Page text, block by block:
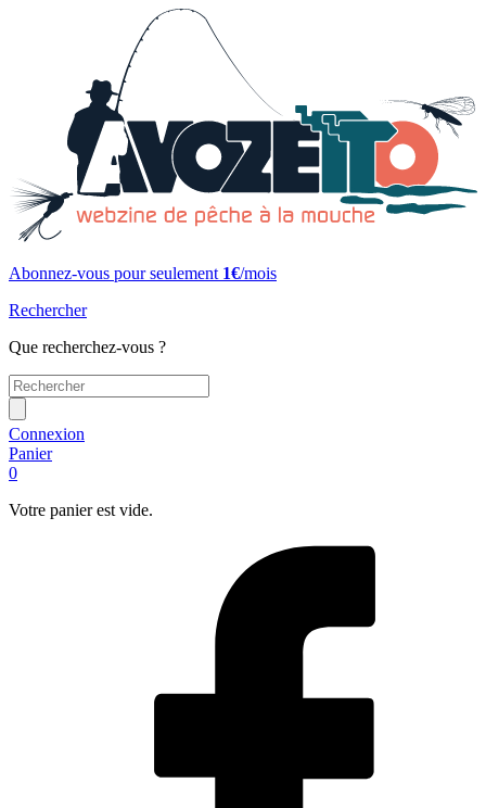
Abonnez-vous pour seulement 1€/mois
Rechercher
Que recherchez-vous ?
Connexion
Panier
0
Votre panier est vide.